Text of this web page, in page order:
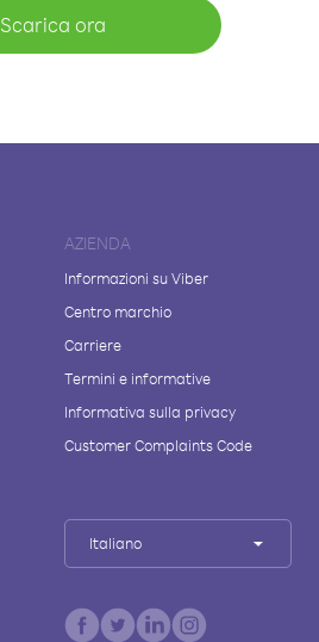
Scarica ora
AZIENDA
Informazioni su Viber
Centro marchio
Carriere
Termini e informative
Informativa sulla privacy
Customer Complaints Code
Italiano